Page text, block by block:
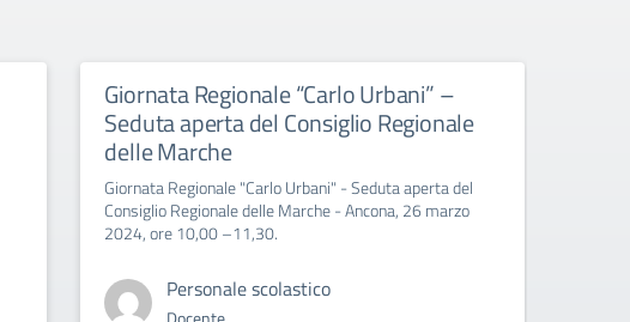
Giornata Regionale “Carlo Urbani” –
Seduta aperta del Consiglio Regionale
delle Marche
Giornata Regionale "Carlo Urbani" - Seduta aperta del
Consiglio Regionale delle Marche - Ancona, 26 marzo
2024, ore 10,00 –11,30.
Personale scolastico